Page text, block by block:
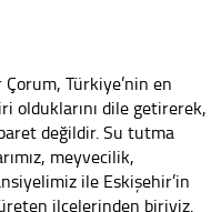
Çorum, Türkiye’nin en
olduklarını dile getirerek,
değildir. Su tutma
meyvecilik,
ile Eskişehir’in
ilçelerinden biriyiz.